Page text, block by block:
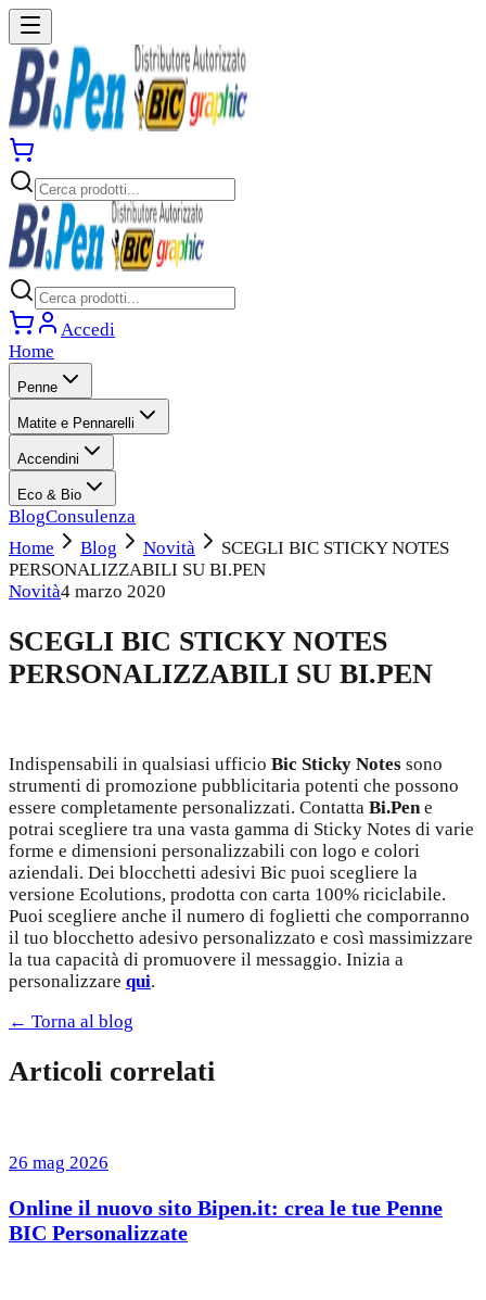
Accedi
Home
Penne
Matite e Pennarelli
Accendini
Eco & Bio
BlogConsulenza
Home
Blog Novità
SCEGLI BIC STICKY NOTES
PERSONALIZZABILI SU BI.PEN
Novità4 marzo 2020
SCEGLI BIC STICKY NOTES
PERSONALIZZABILI SU BI.PEN
Indispensabili in qualsiasi ufficio Bic Sticky Notes sono
strumenti di promozione pubblicitaria potenti che possono
essere completamente personalizzati. Contatta Bi.Pene
potrai scegliere tra una vasta gamma di Sticky Notes di varie
forme e dimensioni personalizzabili con logo e colori
aziendali. Dei blocchetti adesivi Bic puoi scegliere la
versione Ecolutions, prodotta con carta 100% riciclabile.
Puoi scegliere anche il numero di foglietti che comporranno
il tuo blocchetto adesivo personalizzato e così massimizzare
la tua capacità di promuovere il messaggio. Inizia a
personalizzare qui.
← Torna al blog
Articoli correlati
26 mag 2026
Online il nuovo sito Bipen.it: crea le tue Penne
BIC Personalizzate